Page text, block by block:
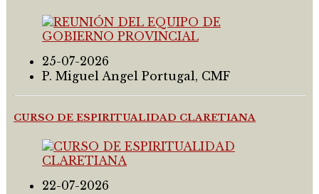
25-07-2026
P. Miguel Angel Portugal, CMF
CURSO DE ESPIRITUALIDAD CLARETIANA
22-07-2026